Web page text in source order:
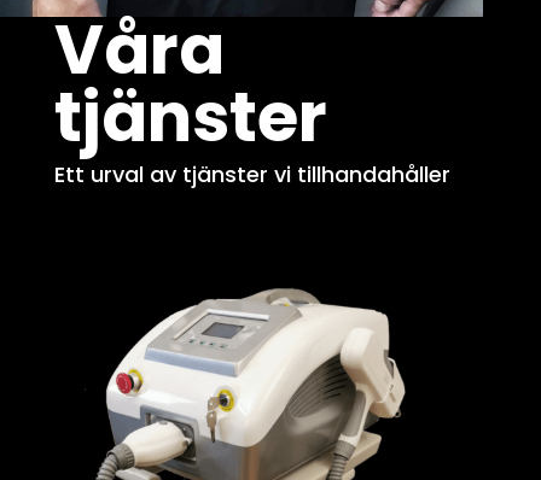
Våra
tjänster
Ett urval av tjänster vi tillhandahåller